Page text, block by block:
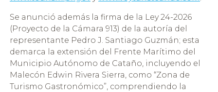
Se anunció además la firma de la Ley 24-2026
(Proyecto de la Cámara 913) de la autoría del
representante Pedro J. Santiago Guzmán; esta
demarca la extensión del Frente Marítimo del
Municipio Autónomo de Cataño, incluyendo el
Malecón Edwin Rivera Sierra, como “Zona de
Turismo Gastronómico”, comprendiendo la